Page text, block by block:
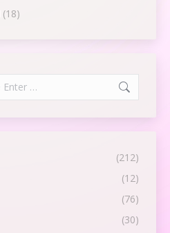
(18)
(212)
(12)
(76)
(30)